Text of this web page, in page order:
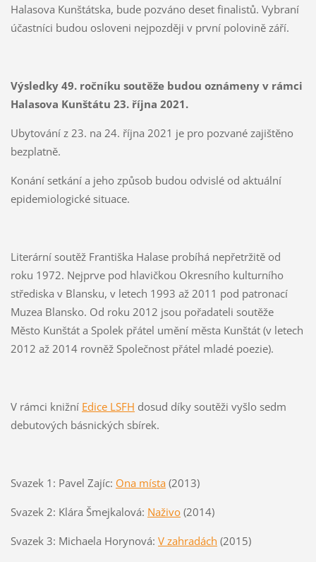
Halasova Kunštátska, bude pozváno deset finalistů. Vybraní
účastníci budou osloveni nejpozději v první polovině září.
Výsledky 49. ročníku soutěže budou oznámeny v rámci
Halasova Kunštátu 23. října 2021.
Ubytování z 23. na 24. října 2021 je pro pozvané zajištěno
bezplatně.
Konání setkání a jeho způsob budou odvislé od aktuální
epidemiologické situace.
Literární soutěž Františka Halase probíhá nepřetržitě od
roku 1972. Nejprve pod hlavičkou Okresního kulturního
střediska v Blansku, v letech 1993 až 2011 pod patronací
Muzea Blansko. Od roku 2012 jsou pořadateli soutěže
Město Kunštát a Spolek přátel umění města Kunštát (v letech
2012 až 2014 rovněž Společnost přátel mladé poezie).
V rámci knižní Edice LSFH dosud díky soutěži vyšlo sedm
debutových básnických sbírek.
Svazek 1: Pavel Zajíc: Ona místa(2013)
Svazek 2: Klára Šmejkalová: Naživo(2014)
Svazek 3: Michaela Horynová: V zahradách (2015)